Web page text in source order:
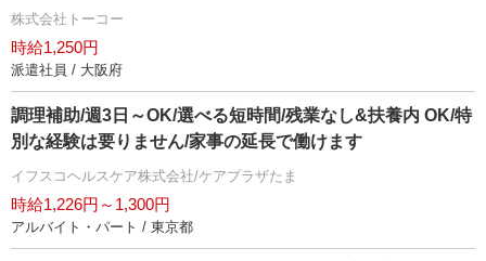
株式会社トーコー
時給1,250円
派遣社員 / 大阪府
調理補助/週3日～OK/選べる短時間/残業なし&扶養内 OK/特
別な経験は要りません/家事の延長で働けます
イフスコヘルスケア株式会社/ケアプラザたま
時給1,226円～1,300円
アルバイト・パート / 東京都